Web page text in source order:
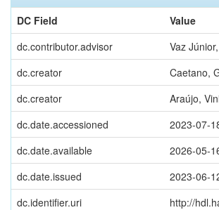
DC Field
Value
dc.contributor.advisor
Vaz
dc.creator
Caetano,
dc.creator
Araújo,
dc.date.accessioned
2023-07-
dc.date.available
2026-05-
dc.date.issued
2023-06-
dc.identifier.uri
http://